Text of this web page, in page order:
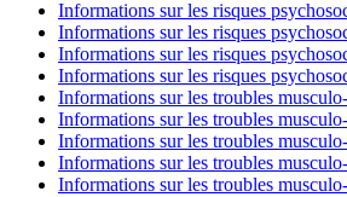
Informations sur les risques
Informations sur les risques
Informations sur les risques
Informations sur les risques
Informations sur les troubles
Informations sur les troubles
Informations sur les troubles
Informations sur les troubles
Informations sur les troubles